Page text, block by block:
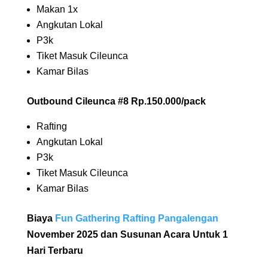
Makan 1x
Angkutan Lokal
P3k
Tiket Masuk Cileunca
Kamar Bilas
Outbound Cileunca #8 Rp.150.000/pack
Rafting
Angkutan Lokal
P3k
Tiket Masuk Cileunca
Kamar Bilas
Biaya Fun Gathering Rafting Pangalengan
November 2025 dan Susunan Acara Untuk 1
Hari Terbaru